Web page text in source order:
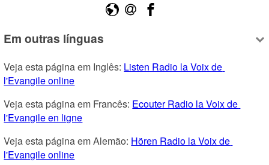
Em outras línguas
Veja esta página em Inglês: Listen Radio la Voix de
l'Evangile online
Veja esta página em Francês: Ecouter Radio la Voix de
l'Evangile en ligne
Veja esta página em Alemão: Hören Radio la Voix de
l'Evangile online